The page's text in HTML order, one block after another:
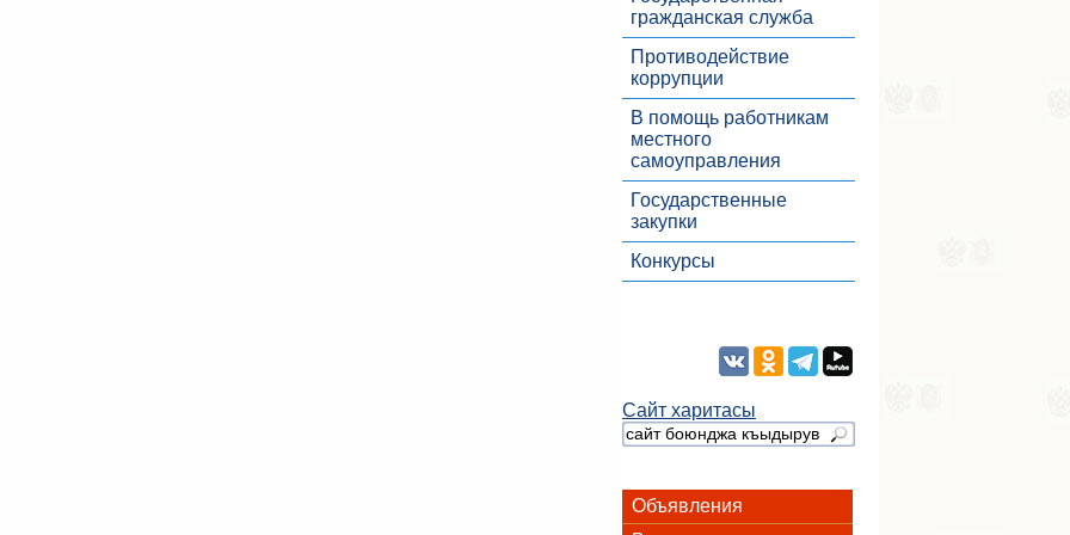
гражданская служба
Противодействие
коррупции
В помощь работникам
местного
самоуправления
Государственные
закупки
Конкурсы
Сайт харитасы
Объявления